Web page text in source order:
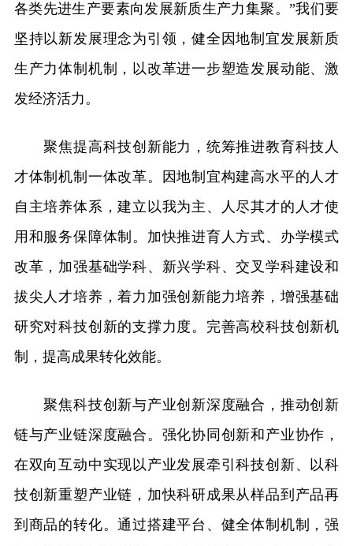
各类先进生产要素向发展新质生产力集聚。”我们要
坚持以新发展理念为引领，健全因地制宜发展新质
生产力体制机制，以改革进一步塑造发展动能、激
发经济活力。
聚焦提高科技创新能力，统筹推进教育科技人
才体制机制一体改革。因地制宜构建高水平的人才
自主培养体系，建立以我为主、人尽其才的人才使
用和服务保障体制。加快推进育人方式、办学模式
改革，加强基础学科、新兴学科、交叉学科建设和
拔尖人才培养，着力加强创新能力培养，增强基础
研究对科技创新的支撑力度。完善高校科技创新机
制，提高成果转化效能。
聚焦科技创新与产业创新深度融合，推动创新
链与产业链深度融合。强化协同创新和产业协作，
在双向互动中实现以产业发展牵引科技创新、以科
技创新重塑产业链，加快科研成果从样品到产品再
到商品的转化。通过搭建平台、健全体制机制，强